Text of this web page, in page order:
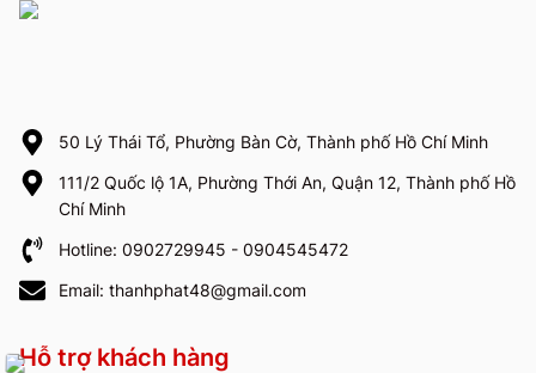
50 Lý Thái Tổ, Phường Bàn Cờ, Thành phố Hồ Chí Minh
111/2 Quốc lộ 1A, Phường Thới An, Quận 12, Thành phố Hồ
Chí Minh
Hotline: 0902729945 - 0904545472
Email: thanhphat48@gmail.com
Hỗ trợ khách hàng